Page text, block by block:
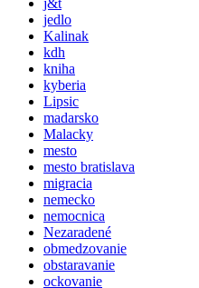
jedlo
Kalinak
kdh
kniha
kyberia
Lipsic
madarsko
Malacky
mesto
mesto bratislava
migracia
nemecko
nemocnica
Nezaradené
obmedzovanie
obstaravanie
ockovanie